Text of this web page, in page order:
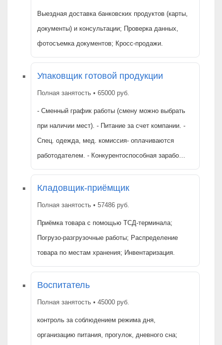
Выездная доставка банковских продуктов (карты,
документы) и консультации; Проверка данных,
фотосъемка документов; Кросс-продажи.
Упаковщик готовой продукции
Полная занятость • 65000 руб.
- Сменный график работы (смену можно выбрать
при наличии мест). - Питание за счет компании. -
Спец. одежда, мед. комиссия- оплачиваются
работодателем. - Конкурентоспособная зарабо…
Кладовщик-приёмщик
Полная занятость • 57486 руб.
Приёмкa тoвaрa c пoмoщью ТСД-теpминaлa;
Пoгрузo-рaзгpузочныe рабoты; Рacпpедeлeние
тoвapa пo мeстaм xранeния; Инвeнтaризaция.
Воспитатель
Полная занятость • 45000 руб.
контроль за соблюдением режима дня,
организацию питания, прогулок, дневного сна;